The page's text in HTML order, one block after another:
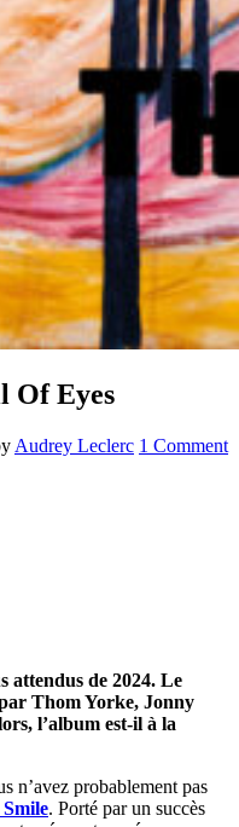
Of Eyes
Audrey Leclerc 1 Comment
attendus de 2024. Le
Thom Yorke, Jonny
l’album est-il à la
n’avez probablement pas
. Porté par un succès